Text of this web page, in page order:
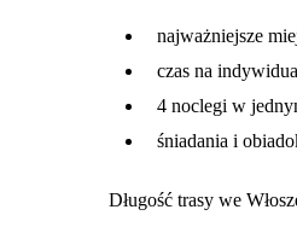
najważniejsze
czas na
4 noclegi w
śniadania i
Długość trasy we